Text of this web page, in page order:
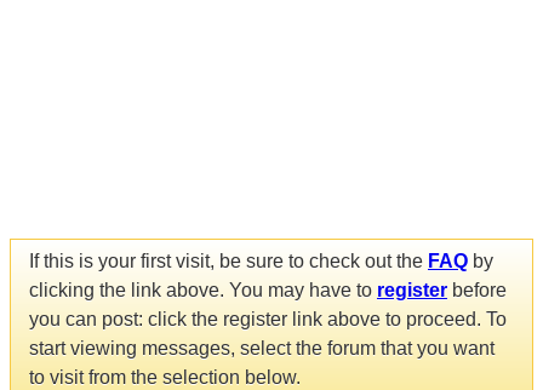
If this is your first visit, be sure to check out the FAQ by
clicking the link above. You may have to register before
you can post: click the register link above to proceed. To
start viewing messages, select the forum that you want
to visit from the selection below.